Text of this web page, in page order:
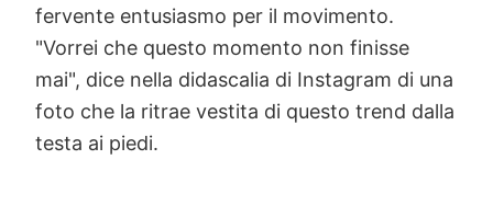
fervente entusiasmo per il movimento.
"Vorrei che questo momento non finisse
mai", dice nella didascalia di Instagram di una
foto che la ritrae vestita di questo trend dalla
testa ai piedi.